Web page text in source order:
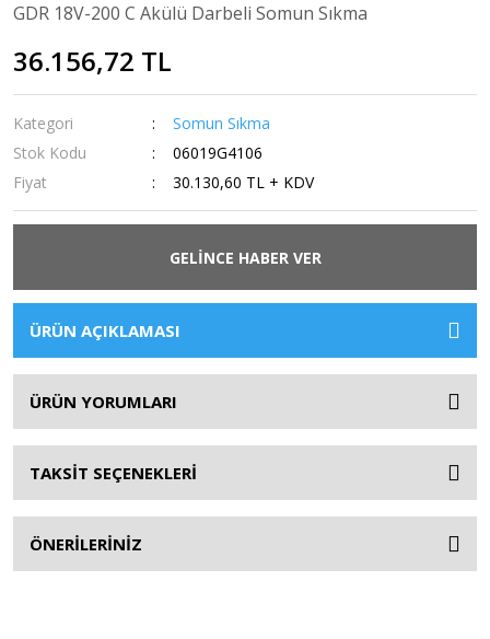
GDR 18V-200 C Akülü Darbeli Somun Sıkma
36.156,72 TL
Kategori
Somun Sıkma
Stok Kodu
06019G4106
Fiyat
30.130,60 TL + KDV
GELİNCE HABER VER
ÜRÜN AÇIKLAMASI
ÜRÜN YORUMLARI
TAKSİT SEÇENEKLERİ
ÖNERİLERİNİZ